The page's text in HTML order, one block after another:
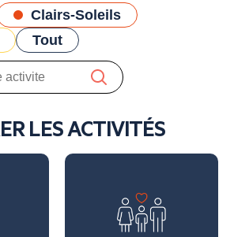
Clairs-Soleils
Tout
LES ACTIVITÉS